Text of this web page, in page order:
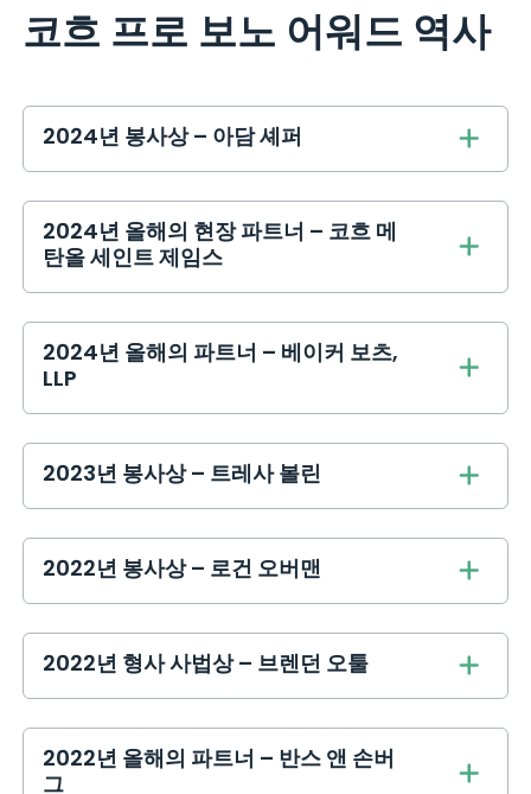
코흐 프로 보노 어워드 역사
2024년 봉사상 – 아담 셰퍼
2024년 올해의 현장 파트너 – 코흐 메
탄올 세인트 제임스
2024년 올해의 파트너 – 베이커 보츠,
LLP
2023년 봉사상 – 트레사 볼린
2022년 봉사상 – 로건 오버맨
2022년 형사 사법상 – 브렌던 오툴
2022년 올해의 파트너 – 반스 앤 손버
그